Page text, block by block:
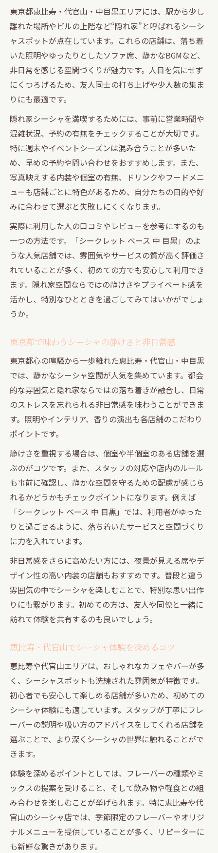
隠れ家シーシャ空間が打ち上げに支持され
る理由
東京都の夜を彩るシーシャで癒やし体験
恵比寿・代官山で打ち上げに最適なシーシ
ャ探し
中目黒で叶えるシーシャ打ち上げの楽しみ
方
東京都で味わう隠れ家シーシャの魅力とは
東京都のシーシャ隠れ家が人気の理由
恵比寿・代官山のシーシャで味わう非日常
空間
中目黒で発見する新感覚のシーシャ体験
打ち上げシーンを格上げするシーシャの選
び方
口コミで注目の隠れ家シーシャポイント
恵比寿・代官山・中目黒でくつろぐ夜
シーシャで叶える恵比寿・代官山のくつろ
ぎ時間
中目黒の隠れ家で過ごす特別なシーシャ夜
写真映えも叶う夜のシーシャ体験を提案
東京都心でくつろげるシーシャ空間の選び
方
シーシャ好きに贈る特別なひとときの選び方
シーシャ好きが選ぶ隠れ家空間の条件とは
打ち上げに最適なシーシャ利用シーンの提
案
東京都で味わうシーシャの非日常体験法
恵比寿・代官山で特別感を味わうコツ
中目黒で人気のシーシャ隠れ家の探し方
静かな時を楽しむ隠れ家でシーシャ体験
東京都の夜を楽しむシーシャ空間の魅力
間
中目黒で静かな打ち上げを叶えるシーシャ
写真映えする隠れ家シーシャの楽しみ方
東京都恵比寿・代官山・中目黒エリアには、駅から少し
離れた場所やビルの上階など“隠れ家”と呼ばれるシーシ
ャスポットが点在しています。これらの店舗は、落ち着
いた照明やゆったりとしたソファ席、静かなBGMなど、
非日常を感じる空間づくりが魅力です。人目を気にせず
にくつろげるため、友人同士の打ち上げや少人数の集ま
りにも最適です。
隠れ家シーシャを満喫するためには、事前に営業時間や
混雑状況、予約の有無をチェックすることが大切です。
特に週末やイベントシーズンは混み合うことが多いた
め、早めの予約や問い合わせをおすすめします。また、
写真映えする内装や個室の有無、ドリンクやフードメニ
ューも店舗ごとに特色があるため、自分たちの目的や好
みに合わせて選ぶと失敗しにくくなります。
実際に利用した人の口コミやレビューを参考にするのも
一つの方法です。「シークレット ベース 中 目黒」のよ
うな人気店舗では、雰囲気やサービスの質が高く評価さ
れていることが多く、初めての方でも安心して利用でき
ます。隠れ家空間ならではの静けさやプライベート感を
活かし、特別なひとときを過ごしてみてはいかがでしょ
うか。
東京都で味わうシーシャの静けさと非日常感
東京都心の喧騒から一歩離れた恵比寿・代官山・中目黒
では、静かなシーシャ空間が人気を集めています。都会
的な雰囲気と隠れ家ならではの落ち着きが融合し、日常
のストレスを忘れられる非日常感を味わうことができま
す。照明やインテリア、香りの演出も各店舗のこだわり
ポイントです。
静けさを重視する場合は、個室や半個室のある店舗を選
ぶのがコツです。また、スタッフの対応や店内のルール
も事前に確認し、静かな空間を守るための配慮が感じら
れるかどうかもチェックポイントになります。例えば
「シークレット ベース 中 目黒」では、利用者がゆった
りと過ごせるように、落ち着いたサービスと空間づくり
に力を入れています。
非日常感をさらに高めたい方には、夜景が見える席やデ
ザイン性の高い内装の店舗もおすすめです。普段と違う
雰囲気の中でシーシャを楽しむことで、特別な思い出作
りにも繋がります。初めての方は、友人や同僚と一緒に
訪れて体験を共有するのも良いでしょう。
恵比寿・代官山でシーシャ体験を深めるコツ
恵比寿や代官山エリアは、おしゃれなカフェやバーが多
く、シーシャスポットも洗練された雰囲気が特徴です。
初心者でも安心して楽しめる店舗が多いため、初めての
シーシャ体験にも適しています。スタッフが丁寧にフレ
ーバーの説明や吸い方のアドバイスをしてくれる店舗を
選ぶことで、より深くシーシャの世界に触れることがで
きます。
体験を深めるポイントとしては、フレーバーの種類やミ
ックスの提案を受けること、そして飲み物や軽食との組
み合わせを楽しむことが挙げられます。特に恵比寿や代
官山のシーシャ店では、季節限定のフレーバーやオリジ
ナルメニューを提供していることが多く、リピーターに
も新鮮な驚きがあります。